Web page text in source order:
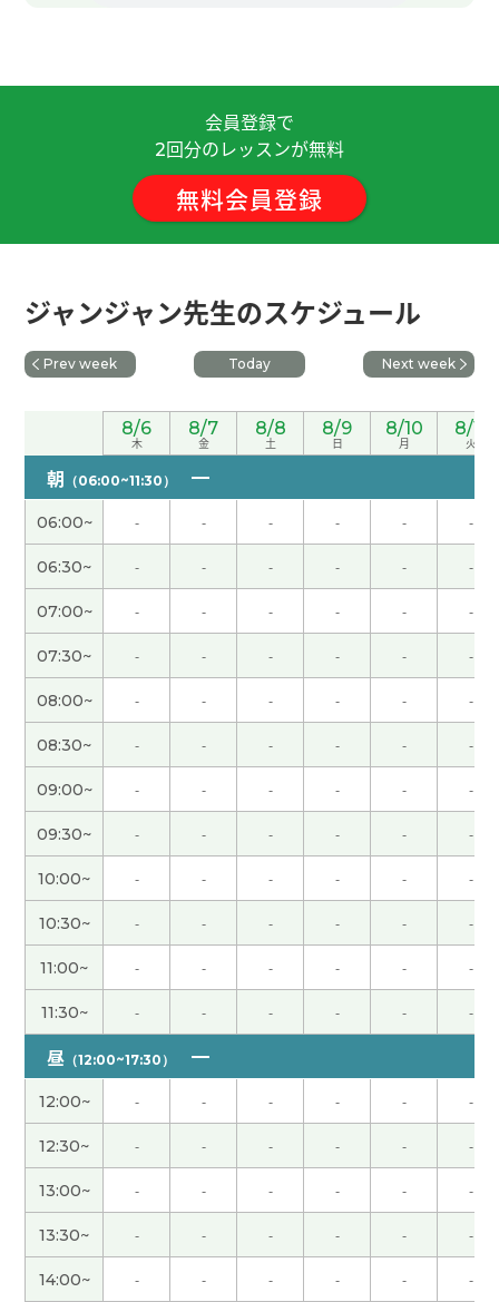
是吃了的话吃饱了。 老师再聊吧，下次再见！
非常感謝 下次見( 40代 男性 )
蜜蜜」非常感动，所以最近经常听她的歌曲。 下课
后我听了老师推荐的王菲的歌，她的歌也好听啊。
50代 男性 )
谢谢您的课！中国的端午节北方与南方有不一样的
文化，很有特色。
无人驾驶已经存在的。但技术可以提高。期待未
来。( 40代 男性 )
谢谢您的课！
谢谢，我很期待跟中国朋友第一次见面，大阪的老
友一起吃晚餐，和演唱会。
谢谢老师，我很高兴能和您一起聊天。 听了老师说
人工降雨的话，我想起了2008年北京奥运会开幕式
的时候。 那时我真的很惊讶。 期待下节课能再聊，
下次见。( 50代 男性 )
谢谢，下次见 ( 40代 男性 )
日本人里有喜欢大坝的人。 我以前喜欢去看灯塔拍
照片，但是最近没去。 谢啦老师，今天的课也很有
意思。( 50代 男性 )
多亏了老师的帮助，我顺利完成了作业。虽然汉语
很难，但我觉得学习汉语是一件很快乐的事情。谢
谢老师！
( 女性 )
虽然在日本不怎么在意食品的安全性，但是没有问
题👌( 女性 )
谢谢今天的课。 很好的问题。我们下次再聊这个
吧。( 男性 )
会員登録で
2回分のレッスンが無料
無料会員登録
ジャンジャン先生のスケジュール
Prev week Today Next week
8/6
木
8/7
金
8/8
土
8/9
日
8/10
月
8/11
火
朝 （06:00~11:30）
06:00~ - - - - - -
06:30~ - - - - - -
07:00~ - - - - - -
07:30~ - - - - - -
08:00~ - - - - - -
08:30~ - - - - - -
09:00~ - - - - - -
09:30~ - - - - - -
10:00~ - - - - - -
10:30~ - - - - - -
11:00~ - - - - - -
11:30~ - - - - - -
昼 （12:00~17:30）
12:00~ - - - - - -
12:30~ - - - - - -
13:00~ - - - - - -
13:30~ - - - - - -
14:00~ - - - - - -